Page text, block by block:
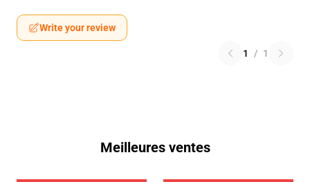
Write your review
1 / 1
Meilleures ventes